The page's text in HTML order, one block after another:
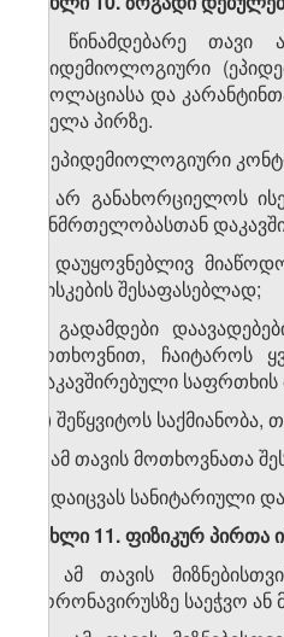
1. წინამდებარე თავი
ეპიდემიოლოგიური
იზოლაციასა და
ყველა პირზე.
2. ეპიდემიოლოგიური
ა) არ განახორციელოს
ჯანმრთელობასთან
ბ) დაუყოვნებლივ
რისკების შესაფასებლად;
გ) გადამდები
მოთხოვნით, ჩაიტაროს
დაკავშირებული
დ) შეწყვიტოს
ე) ამ თავის მოთხოვნათა
ვ) დაიცვას სანიტარიული
მუხლი11.ფიზიკურ პირთა
1. ამ თავის
კორონავირუსზე საეჭვო